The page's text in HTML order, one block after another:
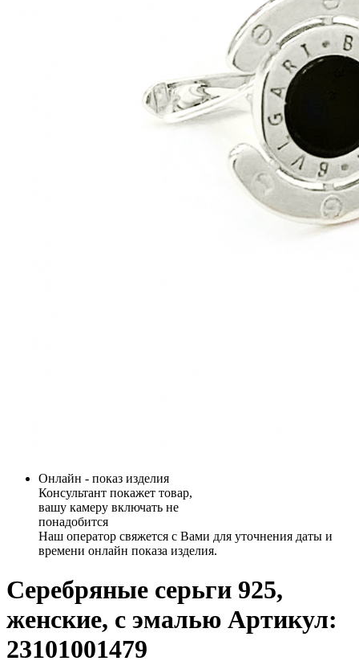
Онлайн - показ изделия
Консультант покажет товар,
вашу камеру включать не
понадобится
Наш оператор свяжется с Вами для уточнения даты и
времени онлайн показа изделия.
Серебряные серьги 925,
женские, с эмалью Артикул:
23101001479